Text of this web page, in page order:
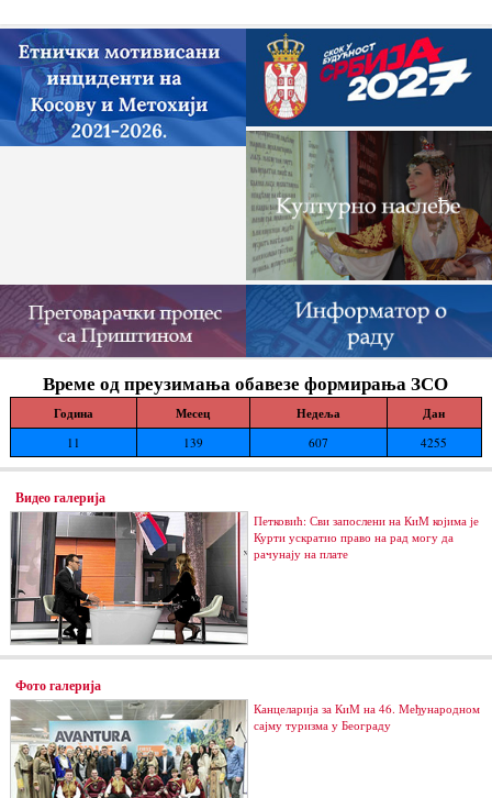
нелегалних грађевинских...
Време од преузимања обавезе формирања ЗСО
Година Месец Недеља Дан
11 139 607 4255
Видео галерија
Петковић: Сви запослени на КиМ којима је
Курти ускратио право на рад могу да
рачунају на плате
Фото галерија
Канцеларија за КиМ на 46. Међународном
сајму туризма у Београду